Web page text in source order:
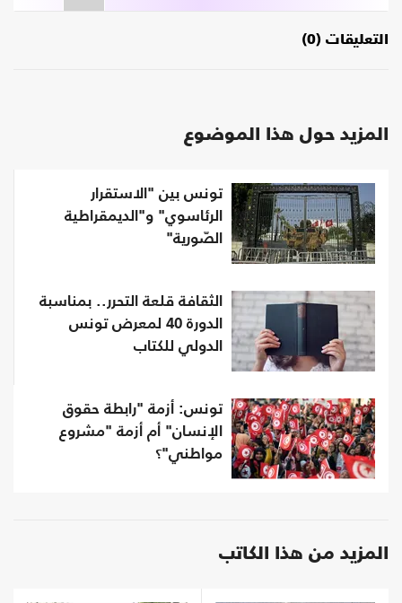
التعليقات (0)
المزيد حول هذا الموضوع
تونس بين "الاستقرار
الرئاسوي" و"الديمقراطية
الصّورية"
الثقافة قلعة التحرر.. بمناسبة
الدورة 40 لمعرض تونس
الدولي للكتاب
تونس: أزمة "رابطة حقوق
الإنسان" أم أزمة "مشروع
مواطني"؟
المزيد من هذا الكاتب